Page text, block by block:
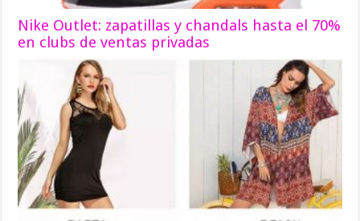
Nike Outlet: zapatillas y chandals hasta el 70%
en clubs de ventas privadas